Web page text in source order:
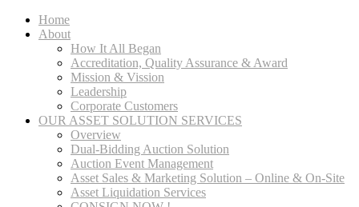
Home
About
How It All Began
Accreditation, Quality Assurance & Award
Mission & Vission
Leadership
Corporate Customers
OUR ASSET SOLUTION SERVICES
Overview
Dual-Bidding Auction Solution
Auction Event Management
Asset Sales & Marketing Solution – Online & On-Site
Asset Liquidation Services